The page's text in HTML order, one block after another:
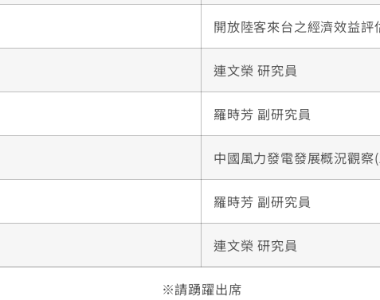
開放陸客來台之經濟效益
連文榮 研究員
羅時芳 副研究員
中國風力發電發展概況觀
羅時芳 副研究員
連文榮 研究員
※請踴躍出席